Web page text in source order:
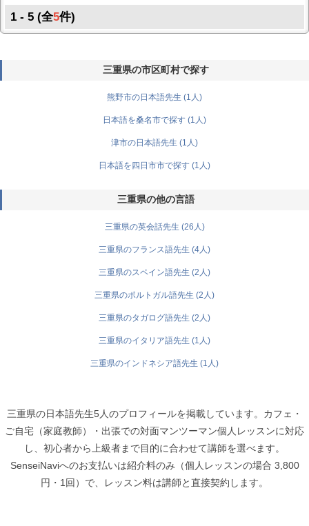
1 - 5 (全5件)
三重県の市区町村で探す
熊野市の日本語先生 (1人)
日本語を桑名市で探す (1人)
津市の日本語先生 (1人)
日本語を四日市市で探す (1人)
三重県の他の言語
三重県の英会話先生 (26人)
三重県のフランス語先生 (4人)
三重県のスペイン語先生 (2人)
三重県のポルトガル語先生 (2人)
三重県のタガログ語先生 (2人)
三重県のイタリア語先生 (1人)
三重県のインドネシア語先生 (1人)
三重県の日本語先生5人のプロフィールを掲載しています。カフェ・
ご自宅（家庭教師）・出張での対面マンツーマン個人レッスンに対応
し、初心者から上級者まで目的に合わせて講師を選べます。
SenseiNaviへのお支払いは紹介料のみ（個人レッスンの場合 3,800
円・1回）で、レッスン料は講師と直接契約します。